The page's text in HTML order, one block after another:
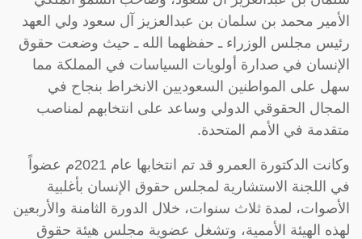
الأمير محمد بن سلمان بن عبدالعزيز آل سعود ولي العهد
رئيس مجلس الوزراء ـ حفظهما الله ـ حيث وضعت حقوق
الإنسان في صدارة أولويات السياسات في المملكة مما
سهل على المواطنين السعوديين الانخراط بنجاح في
المجال الحقوقي الدولي وساعد على انتخابهم لمناصب
متقدمة في الأمم المتحدة.
وكانت الدكتورة العمرو قد تم انتخابها عام 2021م عضواً
في اللجنة الاستشارية لمجلس حقوق الإنسان بأغلبية
الأصوات، لمدة ثلاث سنوات، خلال الدورة الثامنة والأربعين
لهذه الهيئة الأممية، وتشغل عضوية مجلس هيئة حقوق